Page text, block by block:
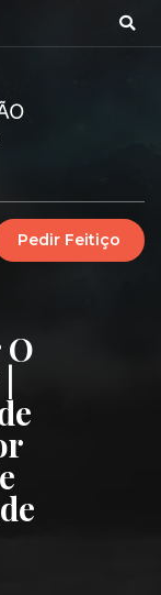
Pedir Feitiço
O